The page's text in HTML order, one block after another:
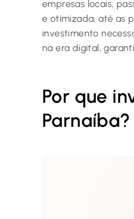
empresas locais,
e otimizada, até as
investimento
na era digital,
Por que
Parnaíba?